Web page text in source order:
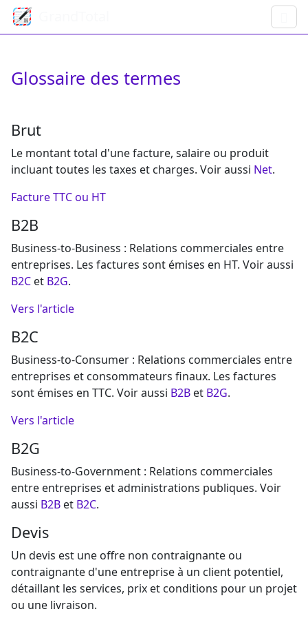
Glossaire des termes
Brut
Le montant total d'une facture, salaire ou produit
incluant toutes les taxes et charges. Voir aussi Net.
Facture TTC ou HT
B2B
Business-to-Business : Relations commerciales entre
entreprises. Les factures sont émises en HT. Voir aussi
B2C et B2G.
Vers l'article
B2C
Business-to-Consumer : Relations commerciales entre
entreprises et consommateurs finaux. Les factures
sont émises en TTC. Voir aussi B2B et B2G.
Vers l'article
B2G
Business-to-Government : Relations commerciales
entre entreprises et administrations publiques. Voir
aussi B2B et B2C.
Devis
Un devis est une offre non contraignante ou
contraignante d'une entreprise à un client potentiel,
détaillant les services, prix et conditions pour un projet
ou une livraison.